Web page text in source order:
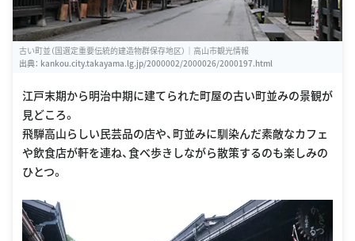
古い町並（国選定重要伝統的建造物群保存地区）｜高山市観光情報
出典： kankou.city.takayama.lg.jp/2000002/2000026/2000197.html
江戸末期から明治中期に建てられた町屋の古い町並みの景観が
見どころ。
飛騨高山らしい民芸品の店や、町並みに馴染んだ素敵なカフェ
や飲食店が軒を連ね、食べ歩きしながら散策するのも楽しみの
ひとつ。